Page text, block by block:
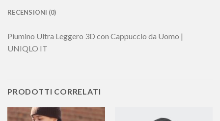
RECENSIONI (0)
Piumino Ultra Leggero 3D con Cappuccio da Uomo |
UNIQLO IT
PRODOTTI CORRELATI